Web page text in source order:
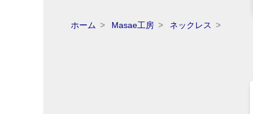
ホーム Masae工房 ネックレス